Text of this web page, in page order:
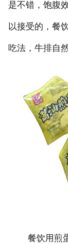
是不错，饱腹
以接受的，餐
吃法，牛排自
餐饮用煎蛋